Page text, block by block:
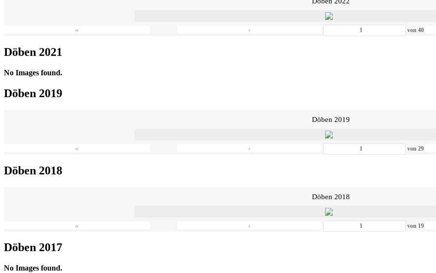
« ‹ von40
Döben 2021
No Images found.
Döben 2019
Döben 2019
« ‹ von29
Döben 2018
Döben 2018
« ‹ von 19
Döben 2017
No Images found.